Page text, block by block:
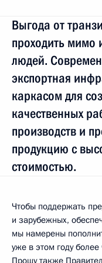
Выгода от
проходить мимо
людей.
экспортная
каркасом для
качественных
производств и
продукцию с
стоимостью.
Чтобы поддержать
и зарубежных,
мы намерены
уже в этом году
Прошу также